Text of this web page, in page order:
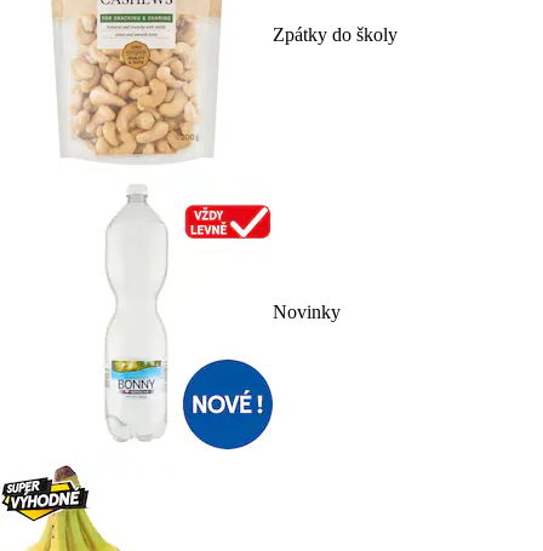
Zpátky do školy
Novinky